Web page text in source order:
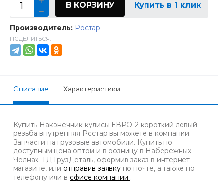
В КОРЗИНУ Купить в 1 клик
Производитель: Ростар
ПОДЕЛИТЬСЯ:
Описание Характеристики
Купить Наконечник кулисы ЕВРО-2 короткий левый
резьба внутренняя Ростар вы можете в компании
Запчасти на грузовые автомобили. Купить по
доступным цена оптом и в розницу в Набережных
Челнах. ТД ГрузДеталь, оформив заказ в интернет
магазине, или отправив заявку по почте, а также по
телефону или в офисе компании .